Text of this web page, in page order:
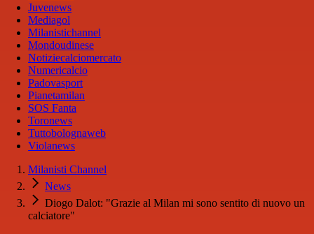
Juvenews
Mediagol
Milanistichannel
Mondoudinese
Notiziecalciomercato
Numericalcio
Padovasport
Pianetamilan
SOS Fanta
Toronews
Tuttobolognaweb
Violanews
Milanisti Channel
News
Diogo Dalot: "Grazie al Milan mi sono sentito di nuovo un
calciatore"